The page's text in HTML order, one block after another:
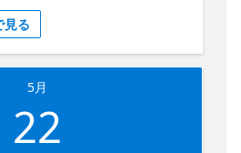
Faça
for Startups Founders
a inovação com a IA da
até US$ 150k em créditos
Premium e mais. 🖥
Shorts Azure
com o GitHub Actions
publicação de relatórios em
Além disso,
o TMDL view, aliado ao
revolucionar a criação e
como medidas, grupos
calculadas, entre outros.
見る
5月
22